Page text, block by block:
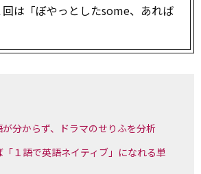
は「ぼやっとしたsome、あれば
分からず、ドラマのせりふを分析
１語で英語ネイティブ」になれる単